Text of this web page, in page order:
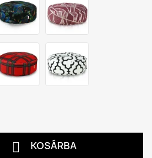
 KOSÁRBA